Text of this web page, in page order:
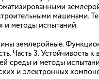
ДОМ.РФ) запустили
цифровых решений для
цикла. Платформа
строительства
машинами.
и методы испытаний.
землеройные.
Часть 3. Устойчивость
среды и методы
и электронных